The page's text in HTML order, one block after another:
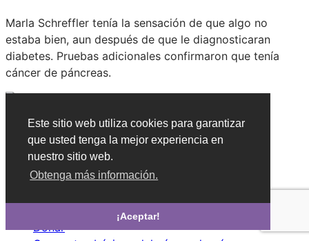
Este sitio web utiliza cookies para garantizar
que usted tenga la mejor experiencia en
nuestro sitio web.
Obtenga más información.
¡Aceptar!
Marla Schreffler tenía la sensación de que algo no
estaba bien, aun después de que le diagnosticaran
diabetes. Pruebas adicionales confirmaron que tenía
cáncer de páncreas.
Tratamiento de la enfermedad
Investigación
Síntomas
Tratamientos
Donar